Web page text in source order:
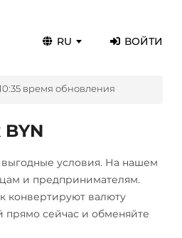
RU ВОЙТИ
время обновления
условия. На нашем
и предпринимателям.
конвертируют валюту
сейчас и обменяйте